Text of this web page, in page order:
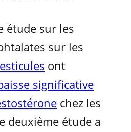
étude sur les
sur les
ont
significative
chez les
deuxième étude a